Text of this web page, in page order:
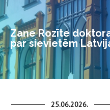
Zane Rozīte
par sievietēm
25.06.2026.